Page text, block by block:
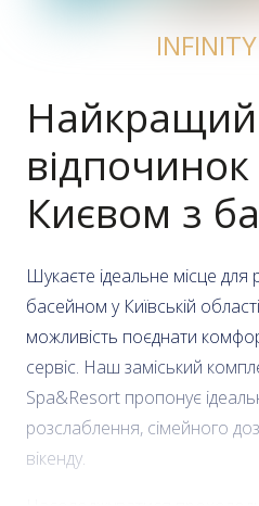
Найкращий
відпочинок
Києвом з
Шукаєте ідеальне місце для
басейном у Київській
можливість поєднати
сервіс. Наш заміський
Spa&Resort пропонує
розслаблення, сімейного
вікенду.